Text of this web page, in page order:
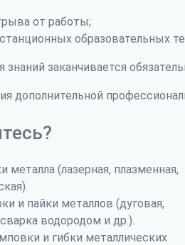
от работы;
образовательных
знаний заканчивается
дополнительной
металла (лазерная, плазменная,
и пайки металлов (дуговая,
водородом и др.).
и гибки металлических